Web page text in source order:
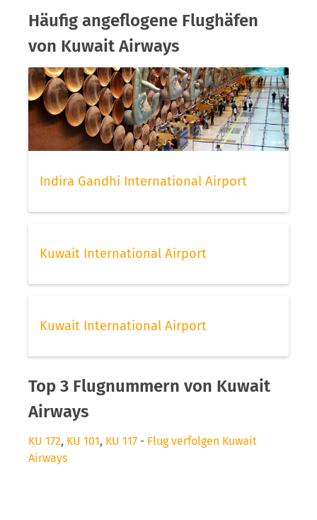
Häufig angeflogene Flughäfen
von Kuwait Airways
Indira Gandhi International Airport
Kuwait International Airport
Kuwait International Airport
Top 3 Flugnummern von Kuwait
Airways
KU 172, KU 101, KU 117 - Flug verfolgen Kuwait
Airways